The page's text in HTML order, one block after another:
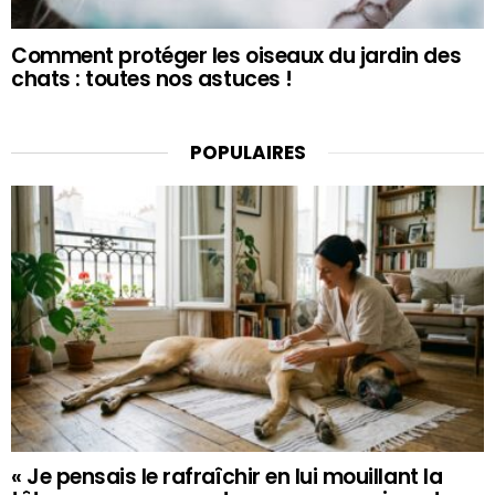
Comment protéger les oiseaux du jardin des
chats : toutes nos astuces !
POPULAIRES
« Je pensais le rafraîchir en lui mouillant la